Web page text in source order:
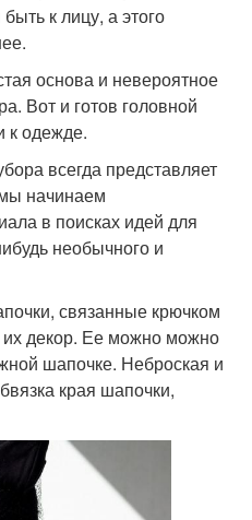
к лицу, а этого
основа и невероятное
Вот и готов головной
к одежде.
всегда представляет
начинаем
в поисках идей для
необычного и
связанные крючком
их декор. Ее можно можно
шапочке. Неброская и
края шапочки,